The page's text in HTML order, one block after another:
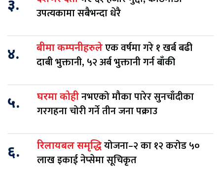
३.
उपत्यकामा सबैभन्दा धेरै
४. बीमा कम्पनीहरुलेएक वर्षमा गरे १ खर्ब बढी
दाबी भुक्तानी, ५२ अर्ब भुक्तानी गर्न बाँकी
५. घरमा कोहीनभएको मौका पारेर सुनचाँदीका
गरगहना चोरी गर्ने तीन जना पक्राउ
६. रिलायबल समृद्धियोजना–२ का १२ करोड ५०
लाख इकाई नेप्सेमा सूचिकृत